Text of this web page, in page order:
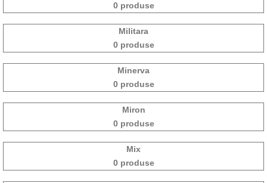
0 produse
Militara
0 produse
Minerva
0 produse
Miron
0 produse
Mix
0 produse